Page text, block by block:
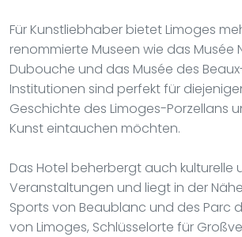
Für Kunstliebhaber bietet Limoges
renommierte Museen wie das Musée
Dubouche und das Musée des
Institutionen sind perfekt für
Geschichte des Limoges-Porzellans
Kunst eintauchen möchten.
Das Hotel beherbergt auch kulturelle
Veranstaltungen und liegt in der
Sports von Beaublanc und des Parc
von Limoges, Schlüsselorte für